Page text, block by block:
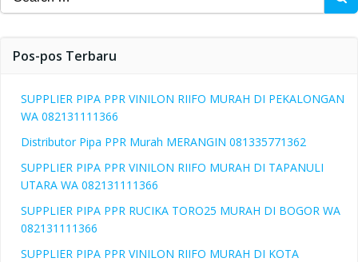
for:
Pos-pos Terbaru
SUPPLIER PIPA PPR VINILON RIIFO MURAH DI PEKALONGAN
WA 082131111366
Distributor Pipa PPR Murah MERANGIN 081335771362
SUPPLIER PIPA PPR VINILON RIIFO MURAH DI TAPANULI
UTARA WA 082131111366
SUPPLIER PIPA PPR RUCIKA TORO25 MURAH DI BOGOR WA
082131111366
SUPPLIER PIPA PPR VINILON RIIFO MURAH DI KOTA